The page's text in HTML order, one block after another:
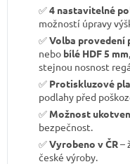
✅4 nastavitelné
možností úpravy
✅Volba provedení
nebo bílé HDF 5 mm
stejnou nosnost
✅ Protiskluzové
podlahy před
✅ Možnost
bezpečnost.
✅Vyrobeno v ČR–
české výroby.